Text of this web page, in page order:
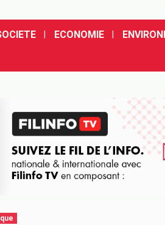
ECONOMIE